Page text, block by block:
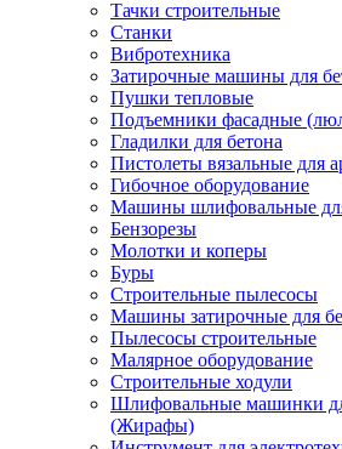
Тачки строительные
Станки
Вибротехника
Затирочные машины для
Пушки тепловые
Подъемники фасадные
Гладилки для бетона
Пистолеты вязальные для
Гибочное оборудование
Машины шлифовальные
Бензорезы
Молотки и коперы
Буры
Строительные пылесосы
Машины затирочные для
Пылесосы строительные
Малярное оборудование
Строительные ходули
Шлифовальные машинки
(Жирафы)